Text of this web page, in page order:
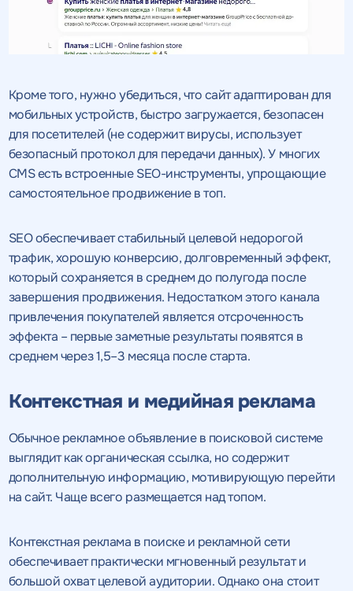
Кроме того, нужно убедиться, что сайт адаптирован для
мобильных устройств, быстро загружается, безопасен
для посетителей (не содержит вирусы, использует
безопасный протокол для передачи данных). У многих
CMS есть встроенные SEO-инструменты, упрощающие
самостоятельное продвижение в топ.
SEO обеспечивает стабильный целевой недорогой
трафик, хорошую конверсию, долговременный эффект,
который сохраняется в среднем до полугода после
завершения продвижения. Недостатком этого канала
привлечения покупателей является отсроченность
эффекта – первые заметные результаты появятся в
среднем через 1,5–3 месяца после старта.
Контекстная и медийная реклама
Обычное рекламное объявление в поисковой системе
выглядит как органическая ссылка, но содержит
дополнительную информацию, мотивирующую перейти
на сайт. Чаще всего размещается над топом.
Контекстная реклама в поиске и рекламной сети
обеспечивает практически мгновенный результат и
большой охват целевой аудитории. Однако она стоит
Получить
качественный
SEO - аудит
Вместе с аудитом
конкурентов в поиске
Отклик на вакансию
Укажите ваш номер телефона и мы свяжемся с
вами в ближайшее время
ОТПРАВИТЬ
Воспользоваться
Укажите ваш номер телефона
и введите промокод
соответствующий
интересующему вас
спецпредложению